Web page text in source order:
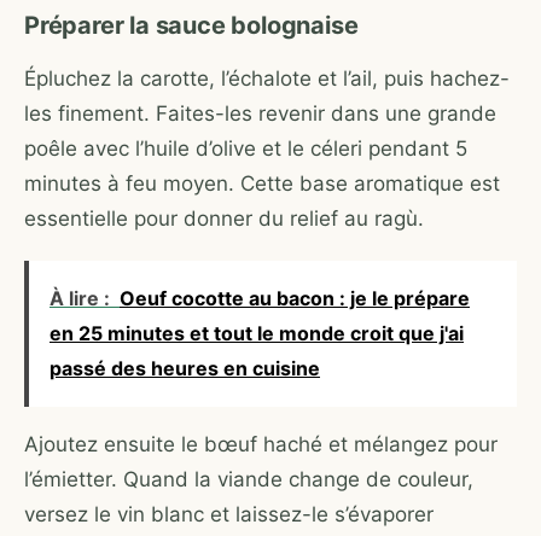
Préparer la sauce bolognaise
Épluchez la carotte, l’échalote et l’ail, puis hachez-
les finement. Faites-les revenir dans une grande
poêle avec l’huile d’olive et le céleri pendant 5
minutes à feu moyen. Cette base aromatique est
essentielle pour donner du relief au ragù.
À lire : Oeuf cocotte au bacon : je le prépare
en 25 minutes et tout le monde croit que j'ai
passé des heures en cuisine
Ajoutez ensuite le bœuf haché et mélangez pour
l’émietter. Quand la viande change de couleur,
versez le vin blanc et laissez-le s’évaporer